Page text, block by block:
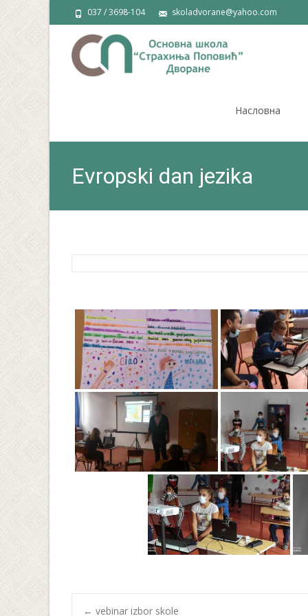
037 / 3698-104 skoladvorane@yahoo.com
Насловна
Evropski dan jezika
← vebinar izbor skole